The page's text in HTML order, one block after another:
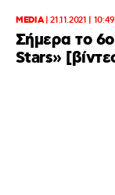
MEDIA|21.11.2021 | 10:49
Σήμερα το
Stars»